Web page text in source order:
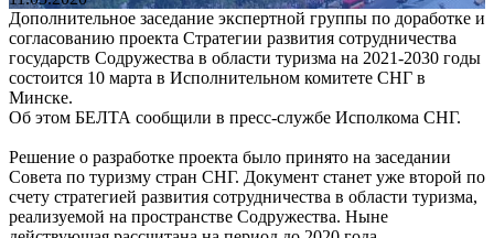
Дополнительное заседание экспертной группы по доработке и
согласованию проекта Стратегии развития сотрудничества
государств Содружества в области туризма на 2021-2030 годы
состоится 10 марта в Исполнительном комитете СНГ в
Минске.
Об этом БЕЛТА сообщили в пресс-службе Исполкома СНГ.
Решение о разработке проекта было принято на заседании
Совета по туризму стран СНГ. Документ станет уже второй по
счету стратегией развития сотрудничества в области туризма,
реализуемой на пространстве Содружества. Ныне